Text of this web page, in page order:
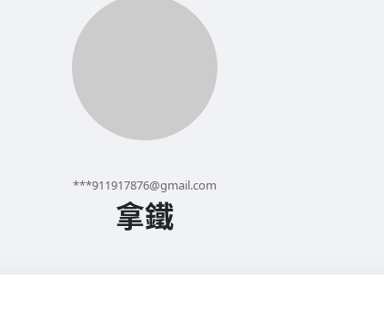
***911917876@gmail.com
拿鐵